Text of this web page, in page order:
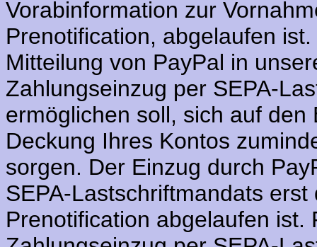
Vorabinformation zur
Prenotification, abgelaufen
Mitteilung von PayPal in
Zahlungseinzug per SEPA-
ermöglichen soll, sich auf
Deckung Ihres Kontos
sorgen. Der Einzug durch
SEPA-Lastschriftmandats
Prenotification abgelaufen ist.